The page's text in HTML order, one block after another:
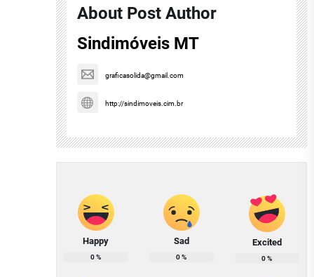
About Post Author
Sindimóveis MT
graficasolida@gmail.com
http://sindimoveis.cim.br
Happy
0%
Sad
0%
Excited
0%